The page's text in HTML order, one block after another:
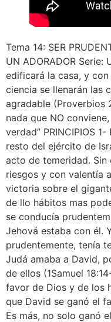
Tema 14: SER
UN ADORADOR Serie:
edificará la casa, y
ciencia se llenarán las
agradable (Proverbios
nada que NO
verdad” PRINCIPIOS
resto del ejército de
acto de temeridad.
riesgos y con valentía
victoria sobre el
de llo hábitos mas
se conducía
Jehová estaba con él.
prudentemente, tenía
Judá amaba a David,
de ellos (1Samuel
favor de Dios y de los
que David se ganó el
Es más, no solo ganó